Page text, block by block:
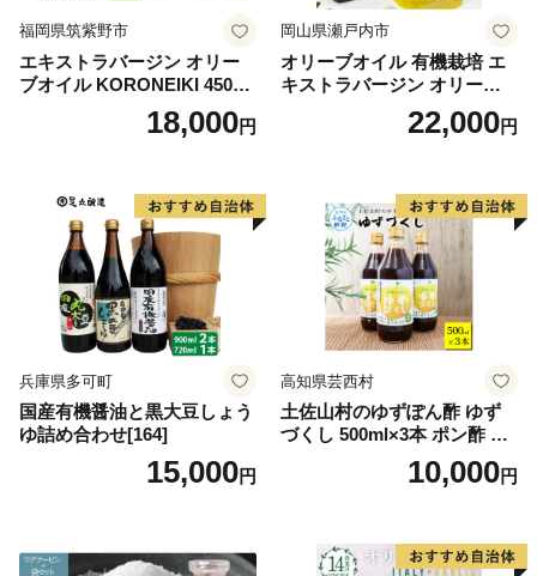
福岡県筑紫野市
エキストラバージン オリー
ブオイル KORONEIKI 450g
[筑前たなか油屋 福岡県 筑紫
野市 21760403] 油 食用油 オ
18,000円
岡山県瀬戸内市
オリーブオイル 有機栽培 エ
キストラバージン オリーブ
オイル シングル 2本 セット
オーガニック 調味料 油 オリ
22,000円
兵庫県多可町
国産有機醤油と黒大豆しょう
ゆ詰め合わせ[164]
15,000円
高知県芸西村
土佐山村のゆずぽん酢 ゆず
づくし 500ml×3本 ポン酢 ポ
ンズ ゆず 柚子 調味料 さっぱ
り 美味しい おいしい 鍋 しゃ
10,000円